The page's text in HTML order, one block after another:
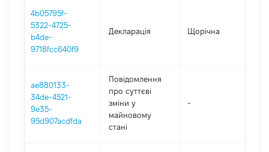
4b05795f-
5322-4725-
b4de-
9718fcc640f9
Декларація Щорічна
ae880133-
34de-4521-
9e35-
95d907acdfda
Повідомлення
про суттєві
зміни y
майновому
стані
-